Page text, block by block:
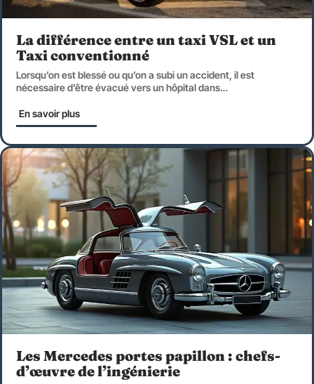
La différence entre un taxi VSL et un
Taxi conventionné
Lorsqu’on est blessé ou qu’on a subi un accident, il est
nécessaire d’être évacué vers un hôpital dans…
En savoir plus
Les Mercedes portes papillon : chefs-
d’œuvre de l’ingénierie